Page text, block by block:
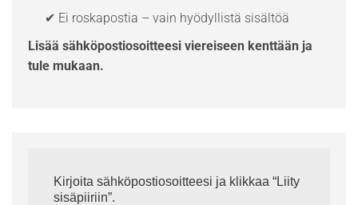
✔ Ei roskapostia – vain hyödyllistä sisältöä
Lisää sähköpostiosoitteesi viereiseen kenttään ja
tule mukaan.
Kirjoita sähköpostiosoitteesi ja klikkaa “Liity
sisäpiiriin”.